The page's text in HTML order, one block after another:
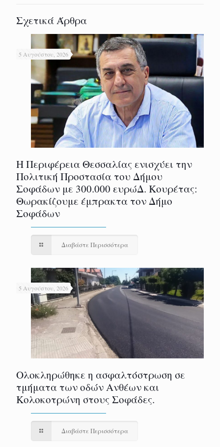
Σχετικά Άρθρα
5 Αυγούστου, 2026
Η Περιφέρεια Θεσσαλίας ενισχύει την
Πολιτική Προστασία του Δήμου
Σοφάδων με 300.000 ευρώΔ. Κουρέτας:
Θωρακίζουμε έμπρακτα τον Δήμο
Σοφάδων
Διαβάστε Περισσότερα
5 Αυγούστου, 2026
Ολοκληρώθηκε η ασφαλτόστρωση σε
τμήματα των οδών Ανθέων και
Κολοκοτρώνη στους Σοφάδες.
Διαβάστε Περισσότερα